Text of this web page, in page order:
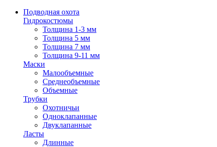
Подводная охота
Гидрокостюмы
Толщина 1-3 мм
Толщина 5 мм
Толщина 7 мм
Толщина 9-11 мм
Маски
Малообъемные
Среднеобъемные
Объемные
Трубки
Охотничьи
Одноклапанные
Двуклапанные
Ласты
Длинные